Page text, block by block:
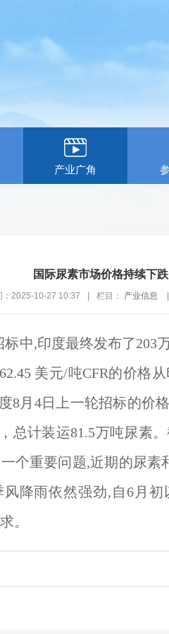
产业广角
国际尿素市场价格持续下跌
：2025-10-27 10:37 栏目： 产业信息
中,印度最终发布了203
美元/吨CFR的价格
8月4日上一轮招标的价
总计装运81.5万吨尿素
个重要问题,近期的尿素
降雨依然强劲,自6月
。